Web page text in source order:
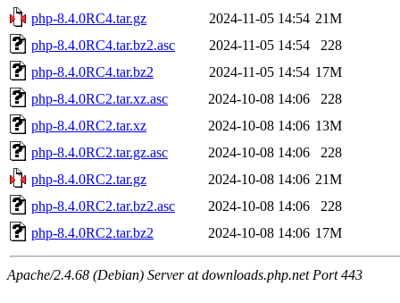
php-8.4.0RC4.tar.gz
2024-11-05 14:54 21M
php-8.4.0RC4.tar.bz2.asc
2024-11-05 14:54
228
php-8.4.0RC4.tar.bz2
2024-11-05 14:54 17M
php-8.4.0RC2.tar.xz.asc
2024-10-08 14:06
228
php-8.4.0RC2.tar.xz
2024-10-08 14:06 13M
php-8.4.0RC2.tar.gz.asc
2024-10-08 14:06
228
php-8.4.0RC2.tar.gz
2024-10-08 14:06 21M
php-8.4.0RC2.tar.bz2.asc
2024-10-08 14:06
228
php-8.4.0RC2.tar.bz2
2024-10-08 14:06 17M
Apache/2.4.68 (Debian) Server at downloads.php.net Port 443